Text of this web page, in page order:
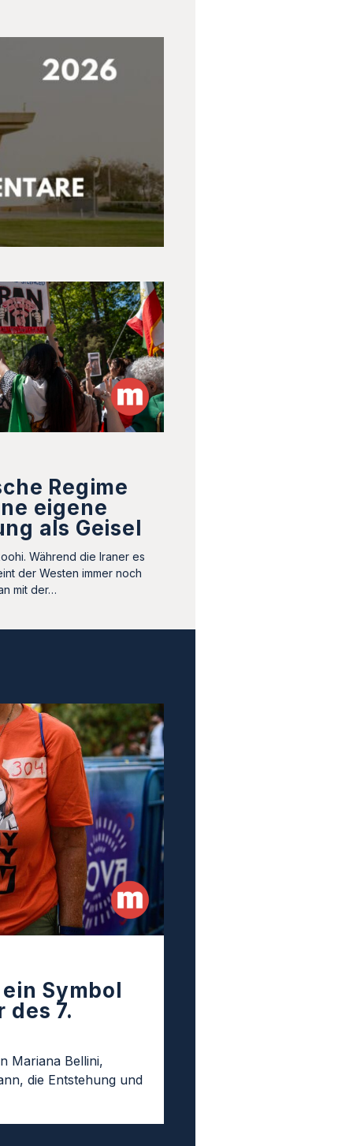
Regime
eigene
als Geisel
Während die Iraner es
der Westen immer noch
mit der…
Symbol
des 7.
Mariana Bellini,
die Entstehung und